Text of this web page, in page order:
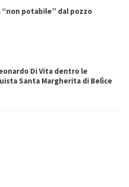
potabile” dal pozzo
Di Vita dentro le
Santa Margherita di Belìce